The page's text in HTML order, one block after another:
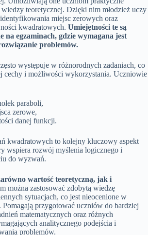
teoretycznej. Dzięki nim młodzież uczy
miejsc zerowych oraz
kwadratowych. Umiejętności te są
na egzaminach, gdzie wymagana jest
problemów.
występuje w różnorodnych zadaniach, co
cechy i możliwości wykorzystania. Uczniowie
paraboli,
zerowe,
danej funkcji.
kwadratowych to kolejny kluczowy aspekt
wspiera rozwój myślenia logicznego i
do wyzwań.
wartość teoretyczną, jak i
można zastosować zdobytą wiedzę
sytuacjach, co jest nieocenione w
Pomagają przygotować uczniów do bardziej
matematycznych oraz różnych
analitycznego podejścia i
problemów.